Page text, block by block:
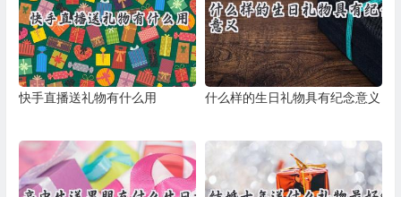
快手直播送礼物有什么用 什么样的生日礼物具有纪念意义